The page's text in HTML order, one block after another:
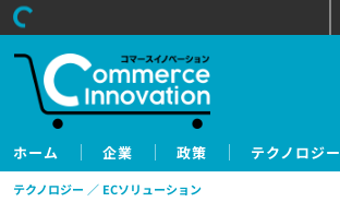
ホーム 企業 政策 テクノロジー
テクノロジー ECソリューション